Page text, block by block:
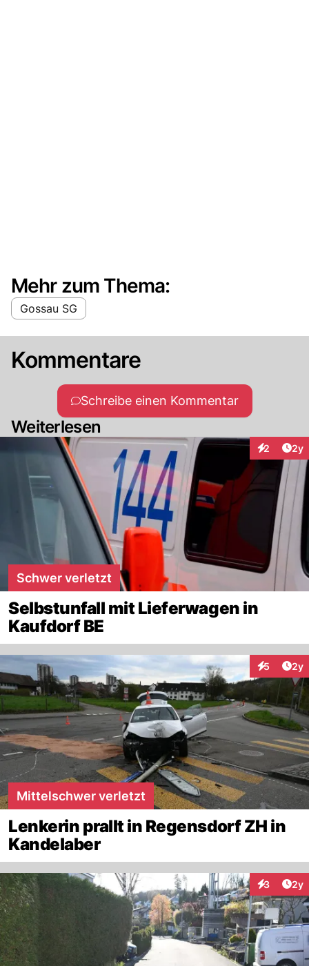
Mehr zum Thema:
Gossau SG
Kommentare
Schreibe einen Kommentar
Weiterlesen
2 2y
Schwer verletzt
Selbstunfall mit Lieferwagen in
Kaufdorf BE
5 2y
Mittelschwer verletzt
Lenkerin prallt in Regensdorf ZH in
Kandelaber
3 2y